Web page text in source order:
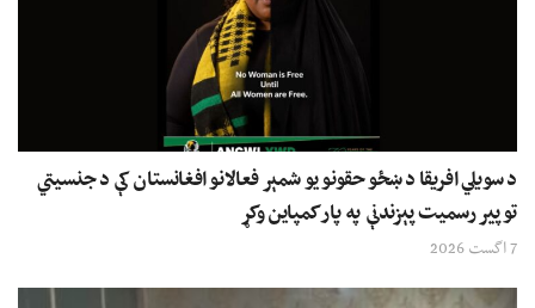
د سویلي افریقا د ښځو حقونو یو شمېر فعالانو افغانستان کې د جنسیتي
توپیر رسمیت پېزندنې په پار کمپاین وکړ
7 اگست 2026